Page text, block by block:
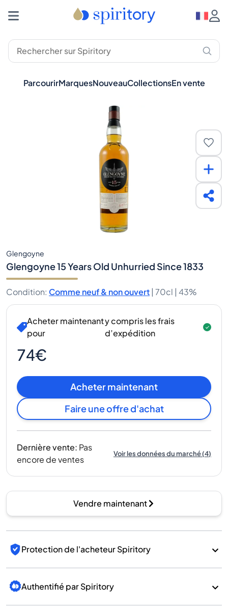
ParcourirMarquesNouveauCollectionsEn vente
Glengoyne
Glengoyne 15 Years Old Unhurried Since 1833
Condition: Comme neuf & non ouvert | 70cl | 43%
Acheter maintenant
pour
74€
y compris les frais
d’expédition
Acheter maintenant
Faire une offre d'achat
Dernière vente: Pas
encore de ventes
Voir les données du marché(4)
Vendre maintenant
Protection de l'acheteur Spiritory
Authentifié par Spiritory